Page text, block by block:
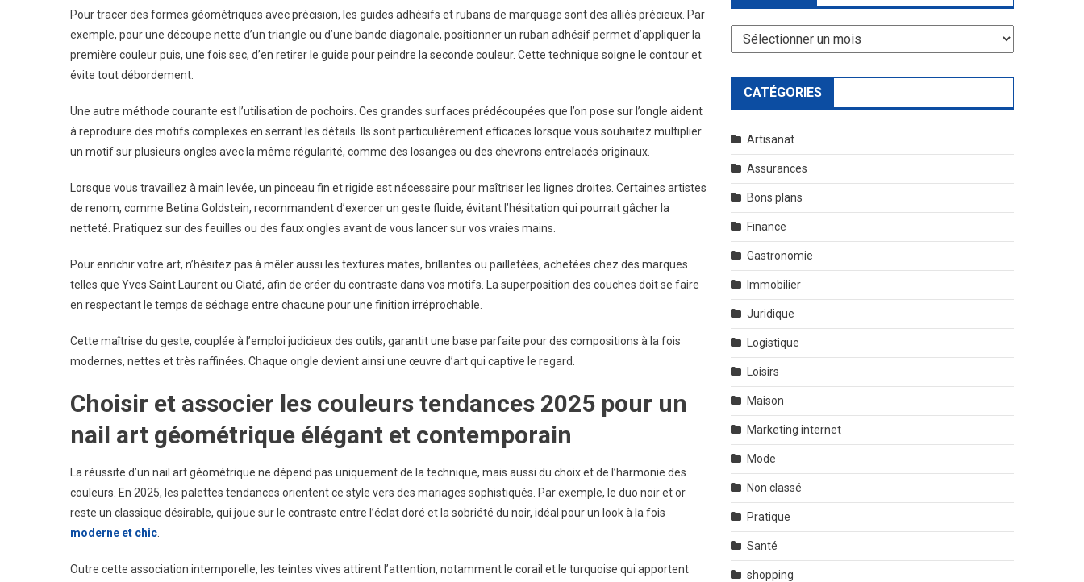
Pour tracer des formes géométriques avec précision, les guides adhésifs et rubans de marquage sont des alliés précieux. Par
exemple, pour une découpe nette d’un triangle ou d’une bande diagonale, positionner un ruban adhésif permet d’appliquer la
première couleur puis, une fois sec, d’en retirer le guide pour peindre la seconde couleur. Cette technique soigne le contour et
évite tout débordement.
Une autre méthode courante est l’utilisation de pochoirs. Ces grandes surfaces prédécoupées que l’on pose sur l’ongle aident
à reproduire des motifs complexes en serrant les détails. Ils sont particulièrement efficaces lorsque vous souhaitez multiplier
un motif sur plusieurs ongles avec la même régularité, comme des losanges ou des chevrons entrelacés originaux.
Lorsque vous travaillez à main levée, un pinceau fin et rigide est nécessaire pour maîtriser les lignes droites. Certaines artistes
de renom, comme Betina Goldstein, recommandent d’exercer un geste fluide, évitant l’hésitation qui pourrait gâcher la
netteté. Pratiquez sur des feuilles ou des faux ongles avant de vous lancer sur vos vraies mains.
Pour enrichir votre art, n’hésitez pas à mêler aussi les textures mates, brillantes ou pailletées, achetées chez des marques
telles que Yves Saint Laurent ou Ciaté, afin de créer du contraste dans vos motifs. La superposition des couches doit se faire
en respectant le temps de séchage entre chacune pour une finition irréprochable.
Cette maîtrise du geste, couplée à l’emploi judicieux des outils, garantit une base parfaite pour des compositions à la fois
modernes, nettes et très raffinées. Chaque ongle devient ainsi une œuvre d’art qui captive le regard.
Choisir et associer les couleurs tendances 2025 pour un
nail art géométrique élégant et contemporain
La réussite d’un nail art géométrique ne dépend pas uniquement de la technique, mais aussi du choix et de l’harmonie des
couleurs. En 2025, les palettes tendances orientent ce style vers des mariages sophistiqués. Par exemple, le duo noir et or
reste un classique désirable, qui joue sur le contraste entre l’éclat doré et la sobriété du noir, idéal pour un look à la fois
moderne et chic
Outre cette association intemporelle, les teintes vives attirent l’attention, notamment le corail et le turquoise qui apportent
Archives
CATÉGORIES
Artisanat
Assurances
Bons plans
Finance
Gastronomie
Immobilier
Juridique
Logistique
Loisirs
Maison
Marketing internet
Mode
Non classé
Pratique
Santé
shopping